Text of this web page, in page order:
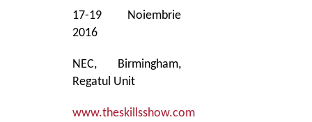
17-19 Noiembrie
2016
NEC, Birmingham,
Regatul Unit
www.theskillsshow.com